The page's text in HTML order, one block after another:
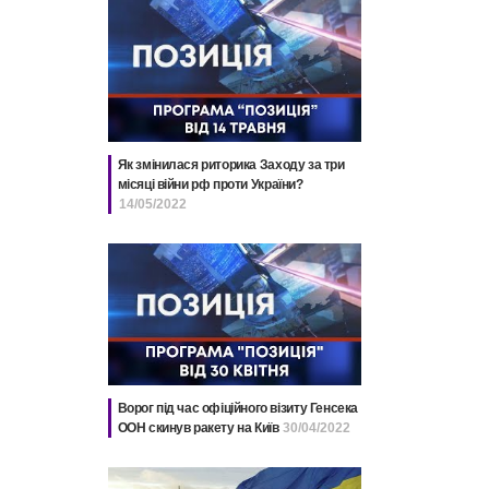
Як змінилася риторика Заходу за три
місяці війни рф проти України?
14/05/2022
Ворог під час офіційного візиту Генсека
ООН скинув ракету на Київ 30/04/2022